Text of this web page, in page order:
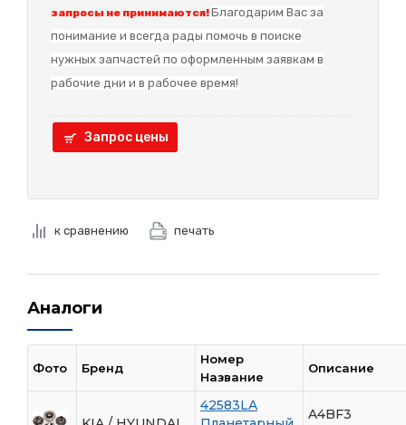
запросы не принимаются!Благодарим Вас за
понимание и всегда рады помочь в поиске
нужных запчастей по оформленным заявкам в
рабочие дни и в рабочее время!
Запрос цены
к сравнению печать
Аналоги
Фото Бренд
Номер
Название
Описание
42583LA
A4BF3